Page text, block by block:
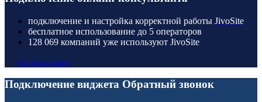
подключение и настройка корректной работы JivoSite
бесплатное использование до 5 операторов
128 069 компаний уже используют JivoSite
Оставить заявку
Подключение виджета Обратный звонок